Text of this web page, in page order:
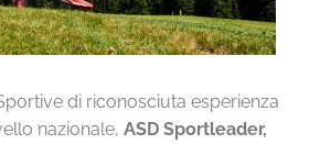
di riconosciuta esperienza
nazionale, ASD Sportleader,